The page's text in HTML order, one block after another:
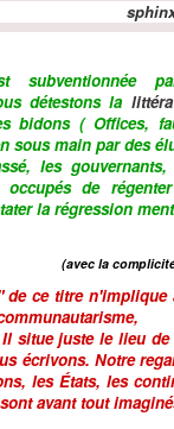
subventionnée
détestons la
bidons ( Offices,
sous main par des
les
de
la régression
(avec la
de ce titre n'implique
Il situe juste le lieu
écrivons. Notre
les États, les
avant tout